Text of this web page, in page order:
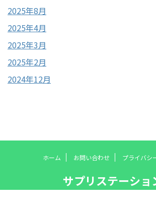
2025年8月
2025年4月
2025年3月
2025年2月
2024年12月
ホーム お問い合わせ プライバシ
サプリステーショ